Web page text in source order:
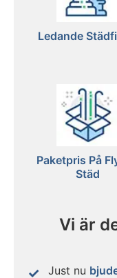
Ledande
Paketpris På
Städ
Vi är
Just nu